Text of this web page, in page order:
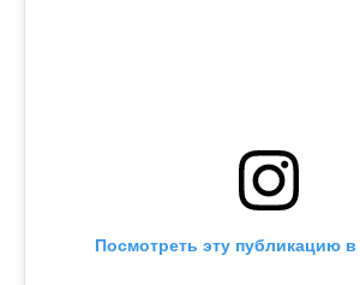
Посмотреть эту публикацию